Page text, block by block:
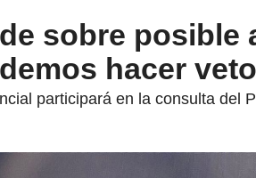
sobre posible
hacer
participará en la consulta del